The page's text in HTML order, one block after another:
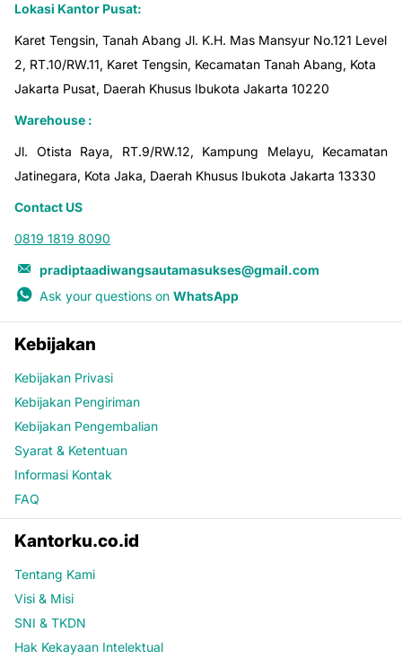
Lokasi Kantor Pusat:
Karet Tengsin, Tanah Abang Jl. K.H. Mas Mansyur No.121 Level
2, RT.10/RW.11, Karet Tengsin, Kecamatan Tanah Abang, Kota
Jakarta Pusat, Daerah Khusus Ibukota Jakarta 10220
Warehouse :
Jl. Otista Raya, RT.9/RW.12, Kampung Melayu, Kecamatan
Jatinegara, Kota Jaka, Daerah Khusus Ibukota Jakarta 13330
Contact US
0819 1819 8090
pradiptaadiwangsautamasukses@gmail.com
Ask your questions on WhatsApp
Kebijakan
Kebijakan Privasi
Kebijakan Pengiriman
Kebijakan Pengembalian
Syarat & Ketentuan
Informasi Kontak
FAQ
Kantorku.co.id
Tentang Kami
Visi & Misi
SNI & TKDN
Hak Kekayaan Intelektual